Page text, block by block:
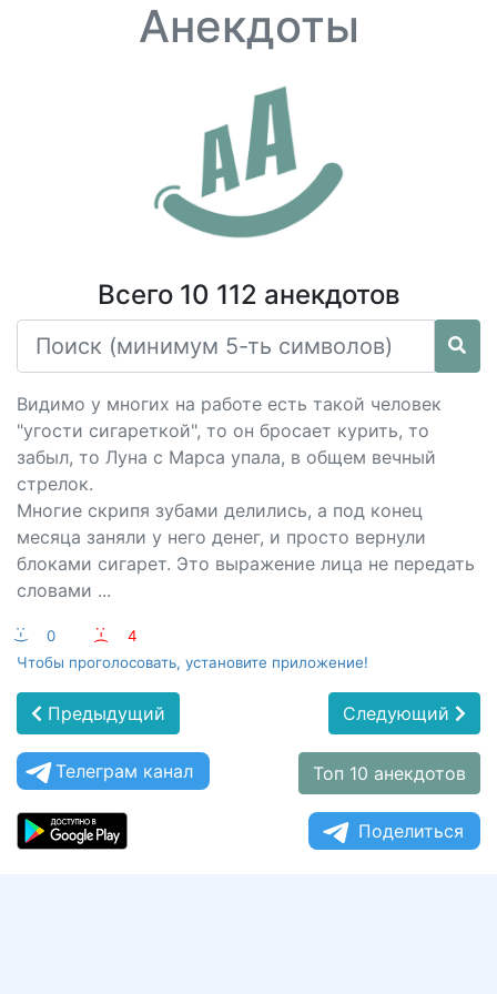
Анекдоты
Всего 10 112 анекдотов
Видимо у многих на работе есть такой человек
"угости сигареткой", то он бросает курить, то
забыл, то Луна с Марса упала, в общем вечный
стрелок.
Многие скрипя зубами делились, а под конец
месяца заняли у него денег, и просто вернули
блоками сигарет. Это выражение лица не передать
словами ...
:-) 0 :-(
4
Чтобы проголосовать, установите приложение!
Предыдущий Следующий
Телеграм канал Топ 10 анекдотов
Поделиться